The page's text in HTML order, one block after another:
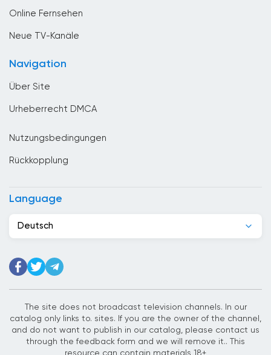
Dominikanische Republik
Dschibuti
Elfenbeinkuste
Ethiopia
Finnland
Frankreich
Online Fernsehen
Neue TV-Kanäle
Navigation
Über Site
Urheberrecht DMCA
Nutzungsbedingungen
Rückkopplung
Language
Deutsch
The site does not broadcast television channels. In our
catalog only links to. sites. If you are the owner of the channel,
and do not want to publish in our catalog, please contact us
through the feedback form and we will remove it.. This
resource can contain materials 18+